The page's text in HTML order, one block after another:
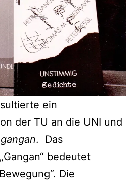
ein
der TU an die UNI und
. Das
bedeutet
Die